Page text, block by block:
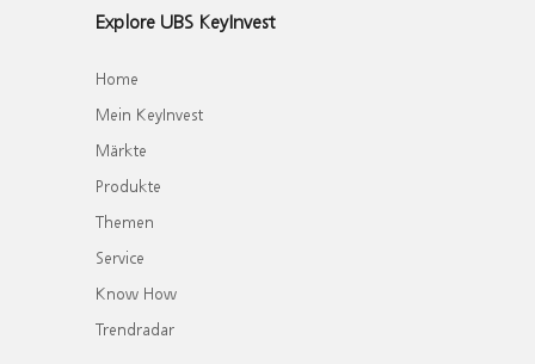
Explore UBS KeyInvest
Home
Mein KeyInvest
Märkte
Produkte
Themen
Service
Know How
Trendradar